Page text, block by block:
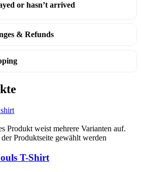
or hasn’t arrived
& Refunds
Produkt weist mehrere Varianten auf.
Produktseite gewählt werden
T-Shirt